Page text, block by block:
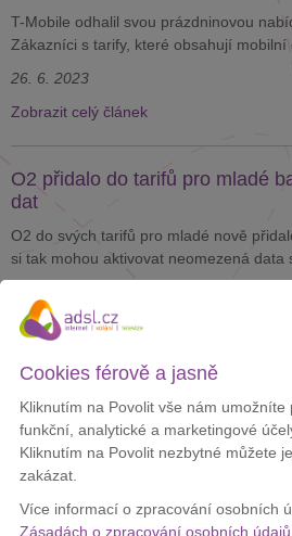
T-Mobile odhalil svou prázdninovou
Zákazníci s tarify, které obsahují mobilní
26. 6. 2023
Zobrazit celý článek
O2 přidalo do tarifů pro mladé
dat
O2 do svých tarifů pro mladé nově
si tak mohou aktivovat neomezená data
Zobrazit celý článek
a SMS a 1,5 GB dat za 327 Kč
Vodafone po více než roce vrací do
obsahuje neomezené volání a SMS a k
24. 5. 2023
Cookies férově a jasně
Kliknutím na Povolit vše nám umožníte
funkční, analytické a marketingové
Kliknutím na Povolit nezbytné můžete
zakázat.
Více informací o zpracování osobních
Zásadách o zpracování osobních údajů